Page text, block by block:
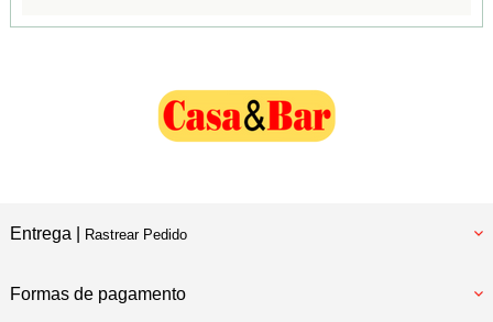
Entrega | Rastrear Pedido
Formas de pagamento